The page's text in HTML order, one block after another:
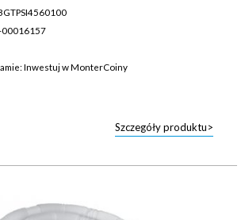
00016157
Inwestuj w MonterCoiny
Szczegóły produktu>